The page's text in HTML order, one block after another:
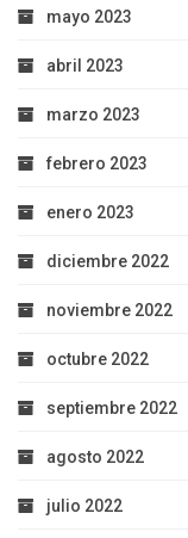
mayo 2023
abril 2023
marzo 2023
febrero 2023
enero 2023
diciembre 2022
noviembre 2022
octubre 2022
septiembre 2022
agosto 2022
julio 2022